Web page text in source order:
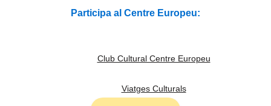
Participa al Centre Europeu:
Club Cultural Centre Europeu
Viatges Culturals